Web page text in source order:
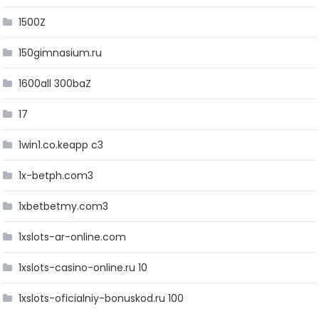
1500Z
150gimnasium.ru
1600all 300baZ
17
1win1.co.keapp c3
1x-betph.com3
1xbetbetmy.com3
1xslots-ar-online.com
1xslots-casino-online.ru 10
1xslots-oficialniy-bonuskod.ru 100